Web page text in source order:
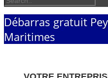
Débarras gratuit
Maritimes